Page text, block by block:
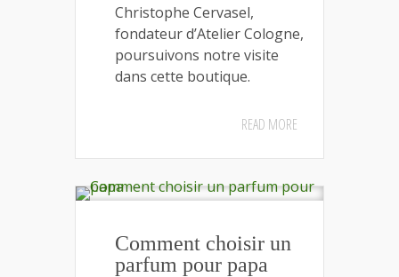
Christophe Cervasel,
fondateur d’Atelier Cologne,
poursuivons notre visite
dans cette boutique.
READ MORE
Comment choisir un
parfum pour papa